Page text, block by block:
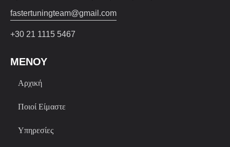
fastertuningteam@gmail.com
+30 21 1115 5467
ΜΕΝΟΥ
Αρχική
Ποιοί Είμαστε
Υπηρεσίες